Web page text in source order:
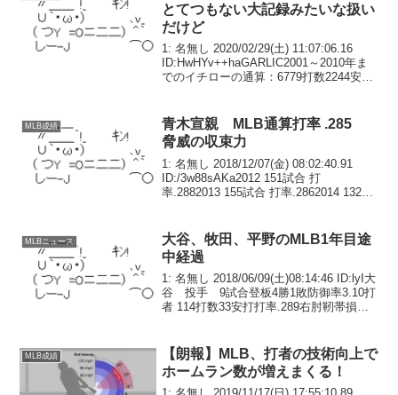
とてつもない大記録みたいな扱い
だけど
1: 名無し 2020/02/29(土) 11:07:06.16
ID:HwHYv++haGARLIC2001～2010年ま
でのイチローの通算：6779打数2244安打
MLB成績
青木宣親 MLB通算打率 .285
脅威の収束力
1: 名無し 2018/12/07(金) 08:02:40.91
ID:/3w88sAKa2012 151試合 打
率.2882013 155試合 打率.2862014 132試
MLBニュース
大谷、牧田、平野のMLB1年目途
中経過
1: 名無し 2018/06/09(土)08:14:46 ID:lyI大
谷 投手 9試合登板4勝1敗防御率3.10打
者 114打数33安打打率.289右肘靭帯損傷
MLB成績
【朗報】MLB、打者の技術向上で
ホームラン数が増えまくる！